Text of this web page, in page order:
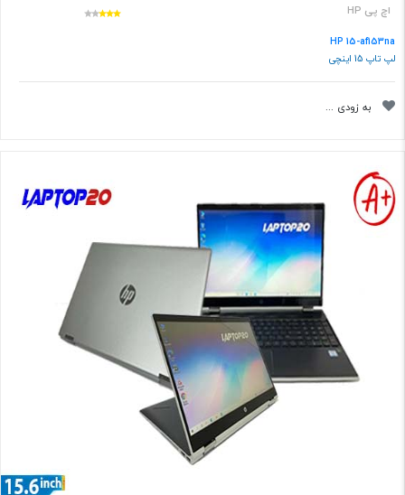
اچ پی HP
HP 15-af153na
لپ تاپ 15 اینچی
به زودی ...